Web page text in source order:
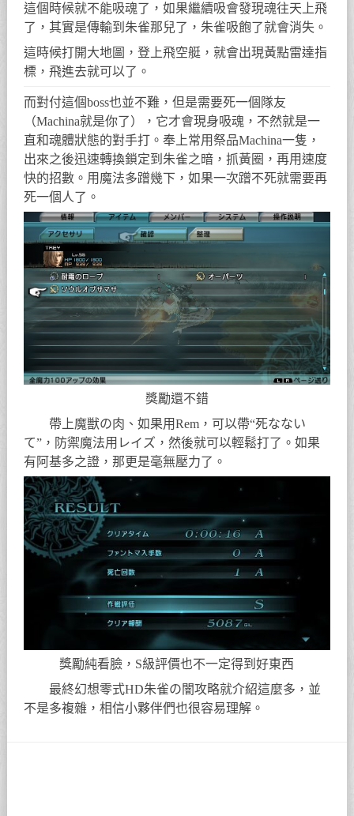
這個時候就不能吸魂了，如果繼續吸會發現魂往天上飛
了，其實是傳輸到朱雀那兒了，朱雀吸飽了就會消失。
這時候打開大地圖，登上飛空艇，就會出現黃點雷達指
標，飛進去就可以了。
而對付這個boss也並不難，但是需要死一個隊友
（Machina就是你了），它才會現身吸魂，不然就是一
直和魂體狀態的對手打。奉上常用祭品Machina一隻，
出來之後迅速轉換鎖定到朱雀之暗，抓黃圈，再用速度
快的招數。用魔法多蹭幾下，如果一次蹭不死就需要再
死一個人了。
獎勵還不錯
帶上魔獣の肉、如果用Rem，可以帶“死なない
て”，防禦魔法用レイズ，然後就可以輕鬆打了。如果
有阿基多之證，那更是毫無壓力了。
獎勵純看臉，S級評價也不一定得到好東西
最終幻想零式HD朱雀の闇攻略就介紹這麼多，並
不是多複雜，相信小夥伴們也很容易理解。